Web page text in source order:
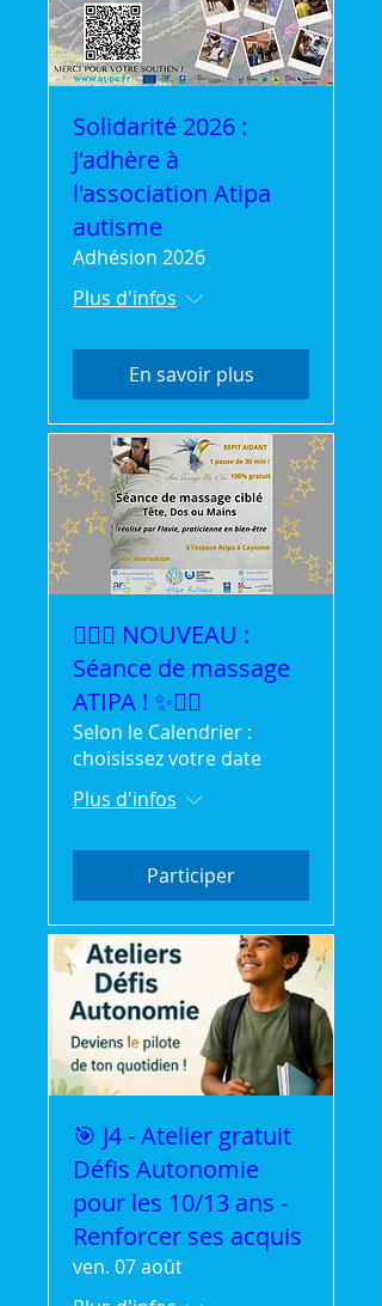
Solidarité 2026 :
J'adhère à
l'association Atipa
autisme
Adhésion 2026
Plus d'infos
En savoir plus
💆‍♀️✨ NOUVEAU :
Séance de massage
ATIPA ! ✨💆‍♂️
Selon le Calendrier :
choisissez votre date
Plus d'infos
Participer
🎯 J4 - Atelier gratuit
Défis Autonomie
pour les 10/13 ans -
Renforcer ses acquis
ven. 07 août